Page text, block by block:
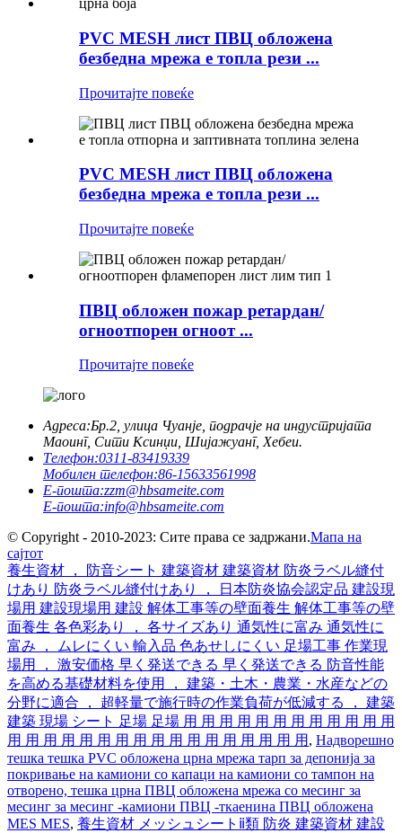
PVC MESH лист ПВЦ обложена
безбедна мрежа е топла рези ...
Прочитајте повеќе
PVC MESH лист ПВЦ обложена
безбедна мрежа е топла рези ...
Прочитајте повеќе
ПВЦ обложен пожар ретардан/
огноотпорен огноот ...
Прочитајте повеќе
Адреса:Бр.2, улица Чуанје, подрачје на индустријата
Маоинг, Сити Ксинџи, Шијажуанг, Хебеи.
Телефон:0311-83419339
Мобилен телефон:86-15633561998
Е-пошта:zzm@hbsameite.com
Е-пошта:info@hbsameite.com
© Copyright - 2010-2023: Сите права се задржани.Мапа на
сајтот
養生資材 ， 防音シート 建築資材 建築資材 防炎ラベル縫付
けあり 防炎ラベル縫付けあり ， 日本防炎協会認定品 建設現
場用 建設現場用 建設 解体工事等の壁面養生 解体工事等の壁
面養生 各色彩あり ， 各サイズあり 通気性に富み 通気性に
富み ， ムレにくい 輸入品 色あせしにくい 足場工事 作業現
場用 ， 激安価格 早く発送できる 早く発送できる 防音性能
を高める基礎材料を使用 ， 建築・土木・農業・水産などの
分野に適合 ， 超軽量で施行時の作業負荷が低減する ， 建築
建築 現場 シート 足場 足場 用 用 用 用 用 用 用 用 用 用 用 用
用 用 用 用 用 用 用 用 用 用 用 用 用 用 用 用 用 , Надворешно
тешка тешка PVC обложена црна мрежа тарп за депонија за
покривање на камиони со капаци на камиони со тампон на
отворено, тешка црна ПВЦ обложена мрежа со месинг за
месинг за месинг -камиони ПВЦ -ткаенина ПВЦ обложена
MES MES, 養生資材 メッシュシートⅱ類 防炎 建築資材 建設